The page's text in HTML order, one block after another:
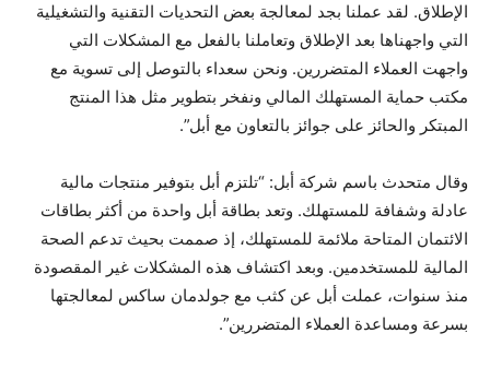
الإطلاق. لقد عملنا بجد لمعالجة بعض التحديات التقنية والتشغيلية
التي واجهناها بعد الإطلاق وتعاملنا بالفعل مع المشكلات التي
واجهت العملاء المتضررين. ونحن سعداء بالتوصل إلى تسوية مع
مكتب حماية المستهلك المالي ونفخر بتطوير مثل هذا المنتج
المبتكر والحائز على جوائز بالتعاون مع أبل”.
وقال متحدث باسم شركة أبل: “تلتزم أبل بتوفير منتجات مالية
عادلة وشفافة للمستهلك. وتعد بطاقة أبل واحدة من أكثر بطاقات
الائتمان المتاحة ملائمة للمستهلك، إذ صممت بحيث تدعم الصحة
المالية للمستخدمين. وبعد اكتشاف هذه المشكلات غير المقصودة
منذ سنوات، عملت أبل عن كثب مع جولدمان ساكس لمعالجتها
بسرعة ومساعدة العملاء المتضررين”.